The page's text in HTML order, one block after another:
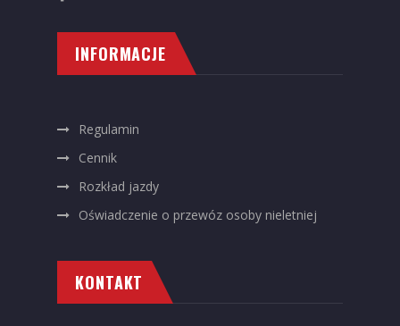
INFORMACJE
Regulamin
Cennik
Rozkład jazdy
Oświadczenie o przewóz osoby nieletniej
KONTAKT